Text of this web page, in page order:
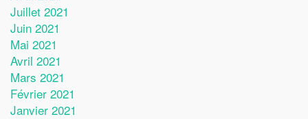
Juillet 2021
Juin 2021
Mai 2021
Avril 2021
Mars 2021
Février 2021
Janvier 2021